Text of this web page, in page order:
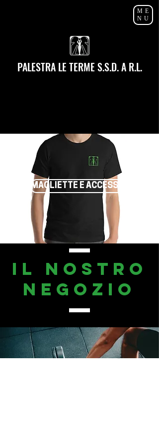
ME
NU
PALESTRA LE TERME S.S.D. A R.L.
MAGLIETTE E ACCESSORI
IL NOSTRO
NEGOZIO